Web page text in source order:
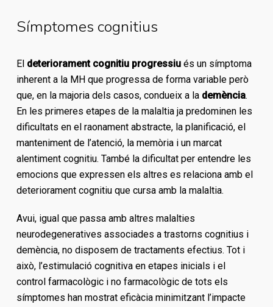
Símptomes cognitius
El deteriorament cognitiu progressiu és un símptoma
inherent a la MH que progressa de forma variable però
que, en la majoria dels casos, condueix a la demència.
En les primeres etapes de la malaltia ja predominen les
dificultats en el raonament abstracte, la planificació, el
manteniment de l’atenció, la memòria i un marcat
alentiment cognitiu. També la dificultat per entendre les
emocions que expressen els altres es relaciona amb el
deteriorament cognitiu que cursa amb la malaltia.
Avui, igual que passa amb altres malalties
neurodegeneratives associades a trastorns cognitius i
demència, no disposem de tractaments efectius. Tot i
això, l’estimulació cognitiva en etapes inicials i el
control farmacològic i no farmacològic de tots els
símptomes han mostrat eficàcia minimitzant l’impacte